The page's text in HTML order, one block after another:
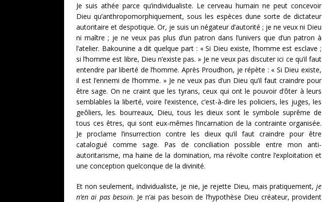
Je suis athée parce qu’individualiste. Le cerveau humain ne peut concevoir
Dieu qu’anthropomorphiquement, sous les espèces dune sorte de dictateur
autoritaire et despotique. Or, je suis un négateur d’autorité ; je ne veux ni Dieu
ni maître ; je ne veux pas plus d’un patron dans l’univers que d’un patron à
l’atelier. Bakounine a dit quelque part : « Si Dieu existe, l’homme est esclave ;
si l’homme est libre, Dieu n’existe pas. » Je ne veux pas discuter ici ce qu’il faut
entendre par liberté de l’homme. Après Proudhon, je répète : « Si Dieu existe,
il est l’ennemi de l’homme. » Je ne veux pas d’un Dieu qu’il faut craindre pour
être sage. On ne craint que les tyrans, ceux qui ont le pouvoir d’ôter à leurs
semblables la liberté, voire l’existence, c’est-à-dire les policiers, les juges, les
geôliers, les. bourreaux, Dieu, tous les dieux sont le symbole suprême de
tous ces êtres, qui sont eux-mêmes l’incarnation de la contrainte organisée.
Je proclame l’insurrection contre les dieux qu’il faut craindre pour être
catalogué comme sage. Pas de conciliation possible entre mon anti-
autoritarisme, ma haine de la domination, ma révolte contre l’exploitation et
une conception quelconque de la divinité.
Et non seulement, individualiste, je nie, je rejette Dieu, mais pratiquement, je
n’en ai pas besoin. Je n’ai pas besoin de l’hypothèse Dieu créateur, provident